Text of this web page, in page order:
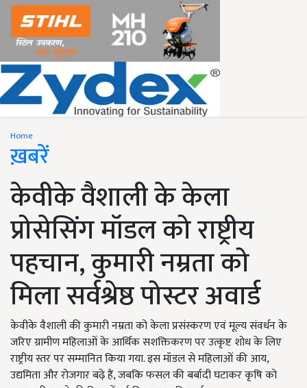
Home
ख़बरें
केवीके वैशाली के केला
प्रोसेसिंग मॉडल को राष्ट्रीय
पहचान, कुमारी नम्रता को
मिला सर्वश्रेष्ठ पोस्टर अवार्ड
केवीके वैशाली की कुमारी नम्रता को केला प्रसंस्करण एवं मूल्य संवर्धन के
जरिए ग्रामीण महिलाओं के आर्थिक सशक्तिकरण पर उत्कृष्ट शोध के लिए
राष्ट्रीय स्तर पर सम्मानित किया गया. इस मॉडल से महिलाओं की आय,
उद्यमिता और रोजगार बढ़े हैं, जबकि फसल की बर्बादी घटाकर कृषि को